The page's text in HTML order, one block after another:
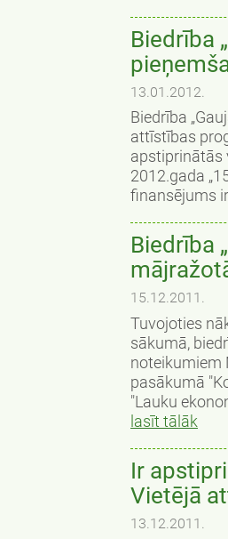
Biedrība
13.01.2012.
Biedrība
attīstības
apstiprinātās
2012.gada
finansējums
Biedrība
15.12.2011.
Tuvojoties
sākumā,
noteikumiem
pasākumā
"Lauku
lasīt tālāk
Ir
Vietējā
13.12.2011.